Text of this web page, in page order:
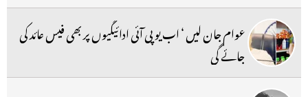
عوام جان لیں ‘ اب یو پی آئی ادائیگیوں پر بھی فیس عائد کی
جائے گی